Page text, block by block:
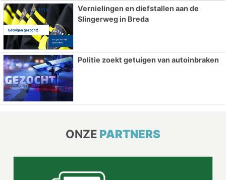
Vernielingen en diefstallen aan de
Slingerweg in Breda
Politie zoekt getuigen van autoinbraken
ONZE PARTNERS